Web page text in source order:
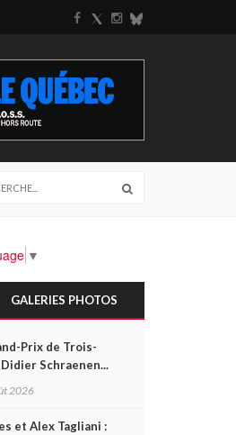
▼
GALERIES PHOTOS
Prix de Trois-
Schraenen...
en Challenge
2026
et Alex Tagliani :